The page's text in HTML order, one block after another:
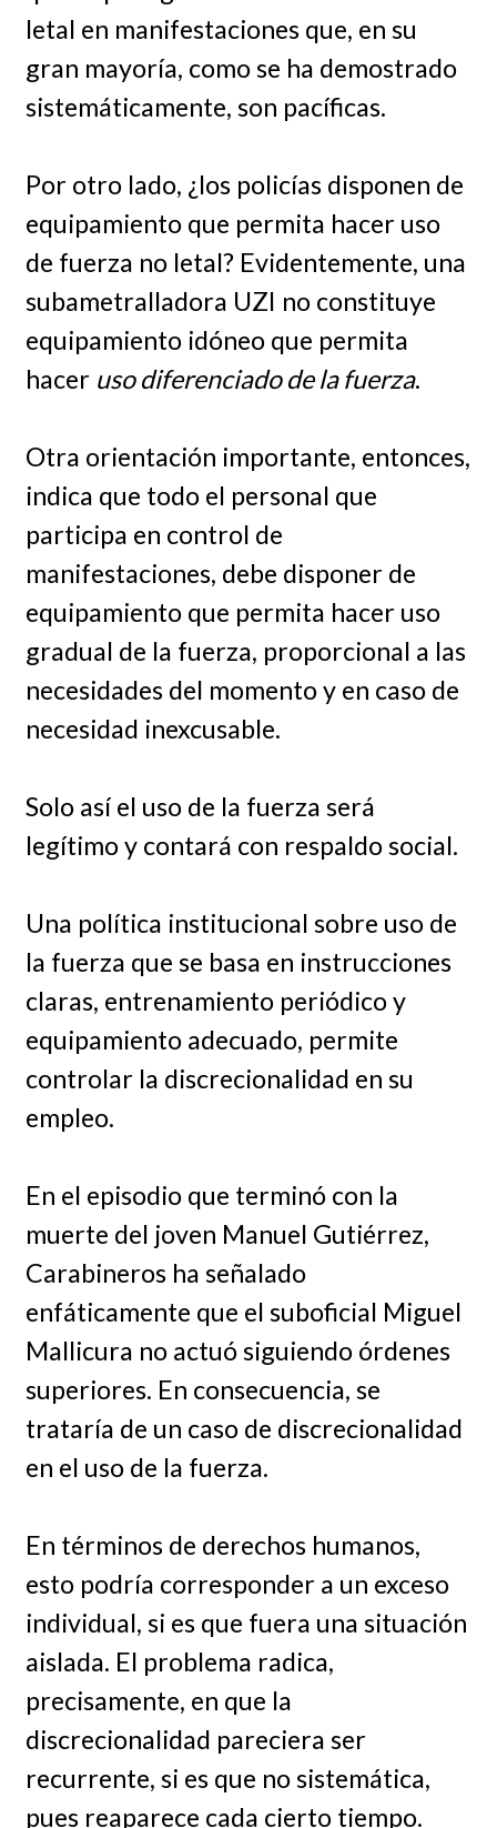
letal en manifestaciones que, en su
gran mayoría, como se ha demostrado
sistemáticamente, son pacíficas.
Por otro lado, ¿los policías disponen de
equipamiento que permita hacer uso
de fuerza no letal? Evidentemente, una
subametralladora UZI no constituye
equipamiento idóneo que permita
hacer uso diferenciado de la fuerza.
Otra orientación importante, entonces,
indica que todo el personal que
participa en control de
manifestaciones, debe disponer de
equipamiento que permita hacer uso
gradual de la fuerza, proporcional a las
necesidades del momento y en caso de
necesidad inexcusable.
Solo así el uso de la fuerza será
legítimo y contará con respaldo social.
Una política institucional sobre uso de
la fuerza que se basa en instrucciones
claras, entrenamiento periódico y
equipamiento adecuado, permite
controlar la discrecionalidad en su
empleo.
En el episodio que terminó con la
muerte del joven Manuel Gutiérrez,
Carabineros ha señalado
enfáticamente que el suboficial Miguel
Mallicura no actuó siguiendo órdenes
superiores. En consecuencia, se
trataría de un caso de discrecionalidad
en el uso de la fuerza.
En términos de derechos humanos,
esto podría corresponder a un exceso
individual, si es que fuera una situación
aislada. El problema radica,
precisamente, en que la
discrecionalidad pareciera ser
recurrente, si es que no sistemática,
pues reaparece cada cierto tiempo.